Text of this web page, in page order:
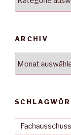
ARCHIV